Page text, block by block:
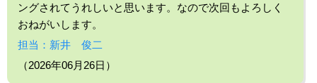
ングされてうれしいと思います。なので次回もよろしく
おねがいします。
担当：新井 俊二
（2026年06月26日）